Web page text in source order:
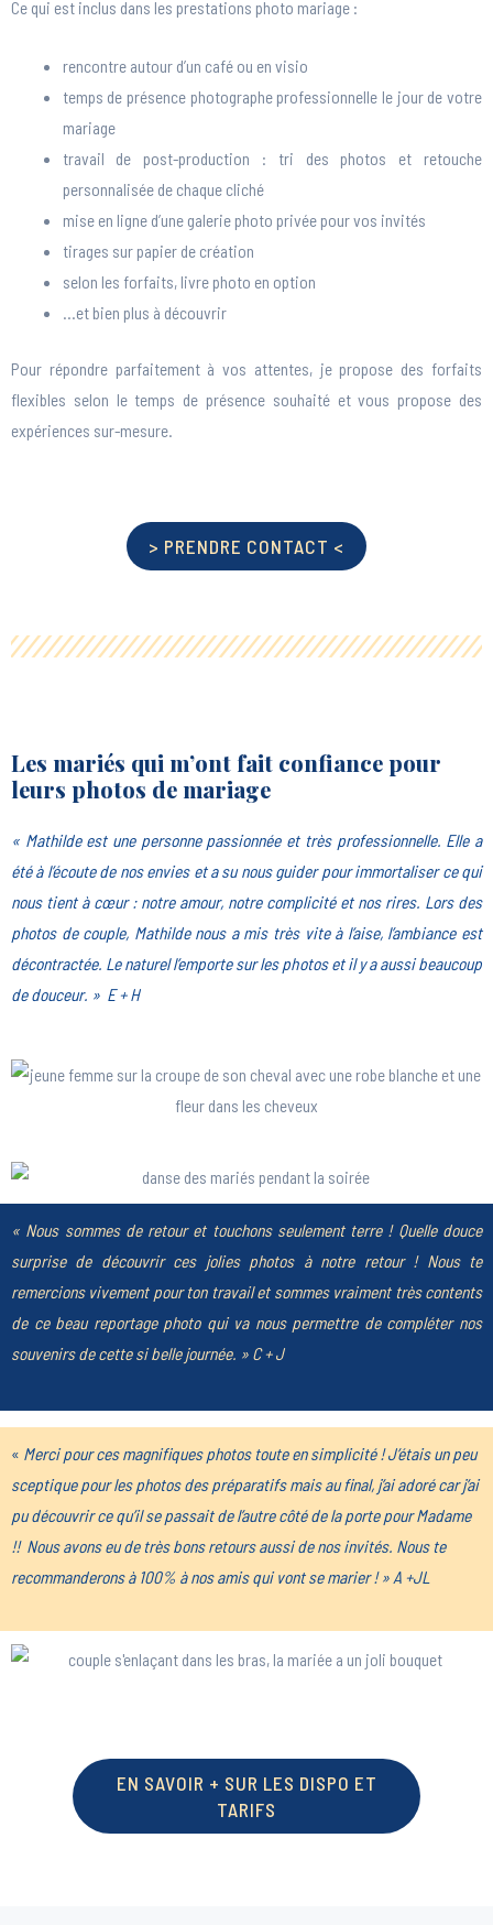
Ce qui est inclus dans les prestations photo mariage :
rencontre autour d’un café ou en visio
temps de présence photographe professionnelle le jour de votre
mariage
travail de post-production : tri des photos et retouche
personnalisée de chaque cliché
mise en ligne d’une galerie photo privée pour vos invités
tirages sur papier de création
selon les forfaits, livre photo en option
…et bien plus à découvrir
Pour répondre parfaitement à vos attentes, je propose des forfaits
flexibles selon le temps de présence souhaité et vous propose des
expériences sur-mesure.
> PRENDRE CONTACT <
Les mariés qui m’ont fait confiance pour
leurs photos de mariage
« Mathilde est une personne passionnée et très professionnelle. Elle a
été à l’écoute de nos envies et a su nous guider pour immortaliser ce qui
nous tient à cœur : notre amour, notre complicité et nos rires. Lors des
photos de couple, Mathilde nous a mis très vite à l’aise, l’ambiance est
décontractée. Le naturel l’emporte sur les photos et il y a aussi beaucoup
de douceur. » E + H
« Nous sommes de retour et touchons seulement terre ! Quelle douce
surprise de découvrir ces jolies photos à notre retour ! Nous te
remercions vivement pour ton travail et sommes vraiment très contents
de ce beau reportage photo qui va nous permettre de compléter nos
souvenirs de cette si belle journée. » C + J
« Merci pour ces magnifiques photos toute en simplicité ! J’étais un peu
sceptique pour les photos des préparatifs mais au final, j’ai adoré car j’ai
pu découvrir ce qu’il se passait de l’autre côté de la porte pour Madame
!! Nous avons eu de très bons retours aussi de nos invités. Nous te
recommanderons à 100% à nos amis qui vont se marier ! » A +JL
EN SAVOIR + SUR LES DISPO ET
TARIFS